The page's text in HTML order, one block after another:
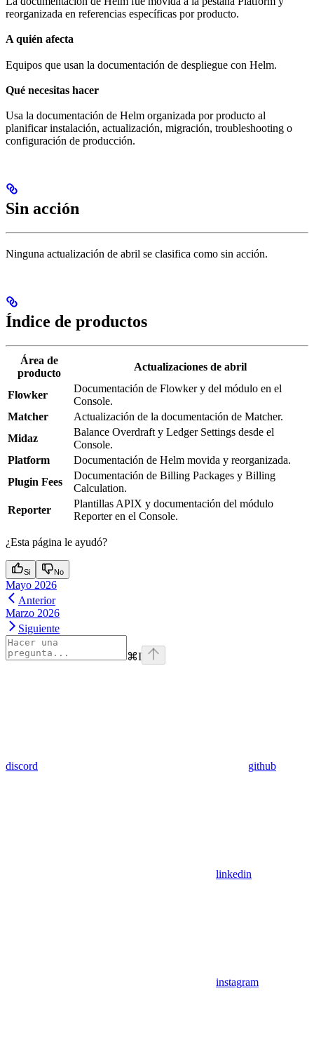
reorganizada en referencias específicas por producto.
A quién afecta
Equipos que usan la documentación de despliegue con Helm.
Qué necesitas hacer
Usa la documentación de Helm organizada por producto al
planificar instalación, actualización, migración, troubleshooting o
configuración de producción.
Sin acción
Ninguna actualización de abril se clasifica como sin acción.
Índice de productos
Área de
producto
Actualizaciones de abril
Flowker
Documentación de Flowker y del módulo en el
Console.
Matcher
Actualización de la documentación de Matcher.
Midaz
Balance Overdraft y Ledger Settings desde el
Console.
Platform
Documentación de Helm movida y reorganizada.
Plugin Fees
Documentación de Billing Packages y Billing
Calculation.
Reporter
Plantillas APIX y documentación del módulo
Reporter en el Console.
¿Esta página le ayudó?
Si No
Mayo 2026
Anterior
Marzo 2026
Siguiente
⌘I
discord github
linkedin
instagram